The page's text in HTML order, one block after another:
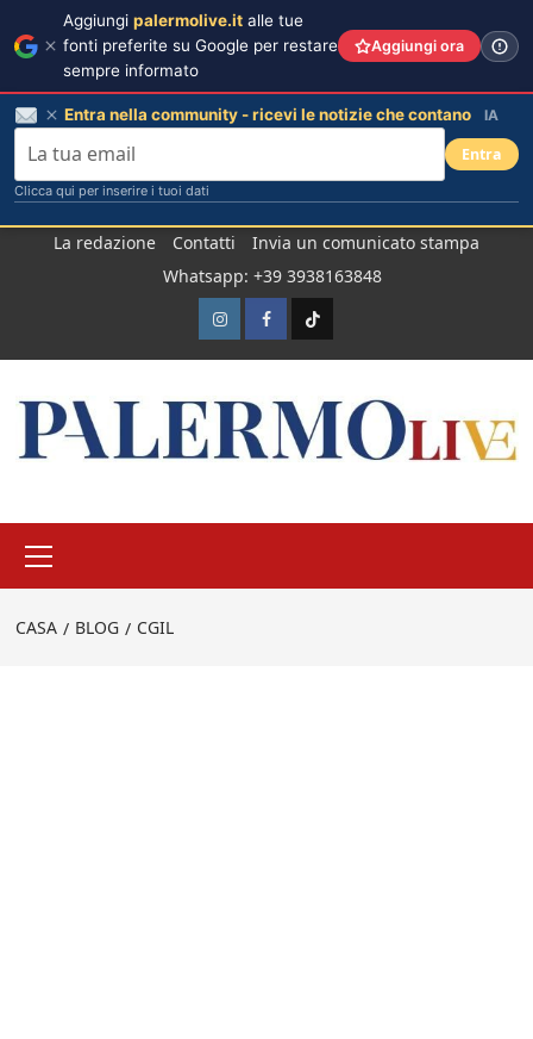
La redazione Contatti
Invia un comunicato stampa
Whatsapp: +39 3938163848
InstagramFacebook
TikTok
principale
CASA BLOG CGIL
Aggiungi palermolive.it alle tue
fonti preferite su Google per restare
sempre informato
Aggiungi ora
Entra nella community - ricevi le notizie che contano IA
Entra
Clicca qui per inserire i tuoi dati